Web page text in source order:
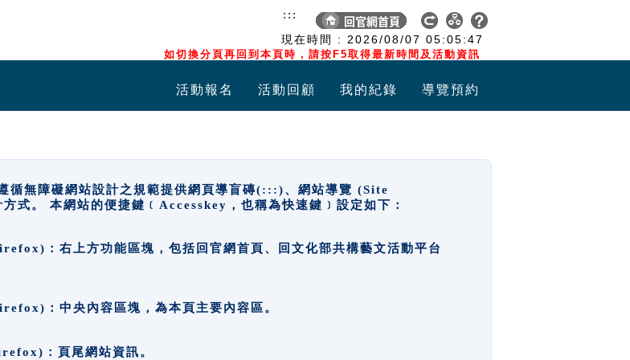
現在時間 : 2026/08/07 05:05:47
如切換分頁再回到本頁時，請按F5取得最新時間及活動資訊
:::
活動報名 活動回顧 我的紀錄 導覽預約
循無障礙網站設計之規範提供網頁導盲磚(:::)、網站導覽 (Site
。 本網站的便捷鍵﹝Accesskey，也稱為快速鍵﹞設定如下：
：右上方功能區塊，包括回官網首頁、回文化部共構藝文活動平台
：中央內容區塊，為本頁主要內容區。
：頁尾網站資訊。